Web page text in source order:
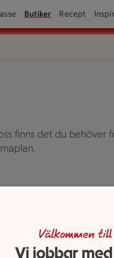
Butiker Recept
finns det du behöver
Välkommen till
Vi jobbar